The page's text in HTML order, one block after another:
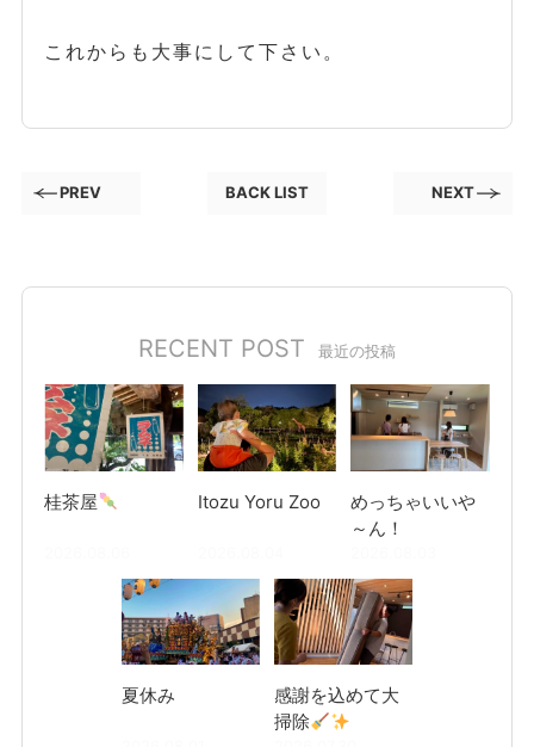
これからも大事にして下さい。
PREV BACK LIST NEXT
RECENT POST 最近の投稿
桂茶屋 Itozu Yoru Zoo
めっちゃいいや
～ん！
夏休み
感謝を込めて大
掃除